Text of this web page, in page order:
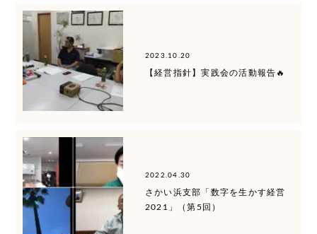
2023.10.20
【経営指針】実践会の活動報告🔥
2022.04.30
さかい浜支部「数字を生かす経営
2021」（第5回）